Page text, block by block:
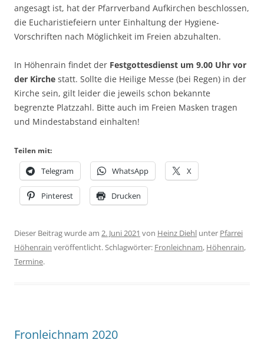
angesagt ist, hat der Pfarrverband Aufkirchen beschlossen,
die Eucharistiefeiern unter Einhaltung der Hygiene-
Vorschriften nach Möglichkeit im Freien abzuhalten.
In Höhenrain findet der Festgottesdienst um 9.00 Uhr vor
der Kirche statt. Sollte die Heilige Messe (bei Regen) in der
Kirche sein, gilt leider die jeweils schon bekannte
begrenzte Platzzahl. Bitte auch im Freien Masken tragen
und Mindestabstand einhalten!
Teilen mit:
Telegram WhatsApp X
Pinterest Drucken
Dieser Beitrag wurde am 2. Juni 2021 von Heinz Diehl unter Pfarrei
Höhenrain veröffentlicht. Schlagwörter: Fronleichnam, Höhenrain,
Termine.
Fronleichnam 2020